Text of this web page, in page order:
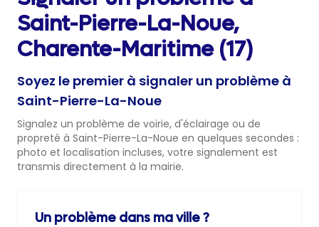
Saint-Pierre-La-Noue,
Charente-Maritime (17)
Soyez le premier à signaler un problème à
Saint-Pierre-La-Noue
Signalez un problème de voirie, d'éclairage ou de
propreté à Saint-Pierre-La-Noue en quelques secondes :
photo et localisation incluses, votre signalement est
transmis directement à la mairie.
Un problème dans ma ville ?